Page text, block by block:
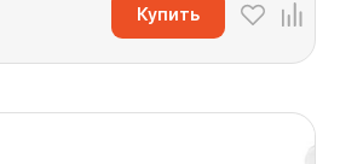
Купить